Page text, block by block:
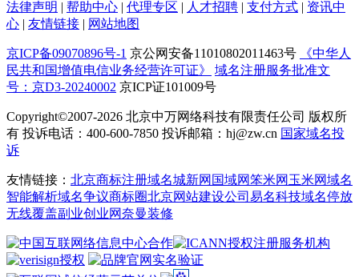
法律声明 | 帮助中心 | 代理专区 | 人才招聘 | 支付方式 | 资讯中
心 | 友情链接 | 网站地图
京ICP备09070896号-1 京公网安备11010802011463号
《中华人
民共和国增值电信业务经营许可证》
域名注册服务批准文
号：京D3-20240002 京ICP证101009号
Copyright©2007-2026 北京中万网络科技有限责任公司 版权所
有 投诉电话：400-600-7850 投诉邮箱：hj@zw.cn 国家域名投
诉
友情链接： 北京商标注册域名城新网 国域网笨米网 玉米网域名
智能解析域名争议商标圈北京网站建设公司 易名科技域名停放
无线覆盖副业创业网奈曼装修